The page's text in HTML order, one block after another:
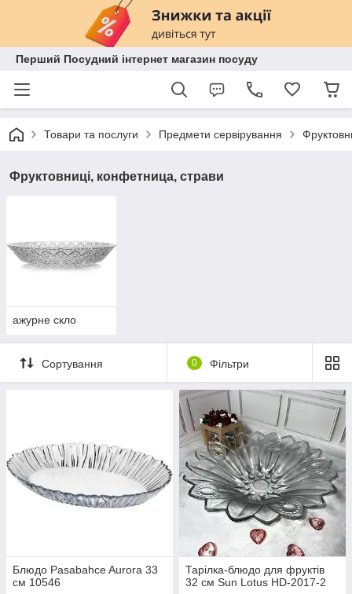
Перший Посудний інтернет магазин посуду
Товари та послуги Предмети сервірування
Фруктовниці, конфетница, страви
ажурне скло
Сортування 0 Фільтри
Блюдо Pasabahce Aurora 33
см 10546
Тарілка-блюдо для фруктів
32 см Sun Lotus HD-2017-2